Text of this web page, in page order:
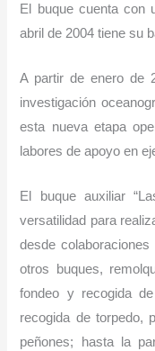
El buque cuenta con
abril de 2004 tiene su
A partir de enero de
investigación
esta nueva etapa
labores de apoyo en
El buque auxiliar
versatilidad para
desde
otros buques,
fondeo y recogida
recogida de torpedo,
peñones; hasta la